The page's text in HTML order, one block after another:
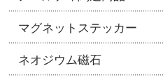
マグネットステッカー
ネオジウム磁石